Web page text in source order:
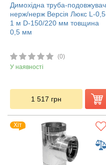
Димохідна труба-подовжувач
нерж/нерж Версія Люкс L-
1 м D-150/220 мм товщина
0,5 мм
(0)
У наявності
1 517 грн
Хіт